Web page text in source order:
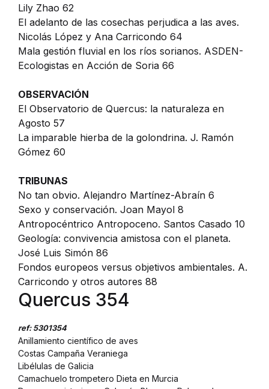
Lily Zhao 62
El adelanto de las cosechas perjudica a las aves.
Nicolás López y Ana Carricondo 64
Mala gestión fluvial en los ríos sorianos. ASDEN-
Ecologistas en Acción de Soria 66
OBSERVACIÓN
El Observatorio de Quercus: la naturaleza en
Agosto 57
La imparable hierba de la golondrina. J. Ramón
Gómez 60
TRIBUNAS
No tan obvio. Alejandro Martínez-Abraín 6
Sexo y conservación. Joan Mayol 8
Antropocéntrico Antropoceno. Santos Casado 10
Geología: convivencia amistosa con el planeta.
José Luis Simón 86
Fondos europeos versus objetivos ambientales. A.
Carricondo y otros autores 88
Quercus 354
ref: 5301354
Anillamiento científico de aves
Costas Campaña Veraniega
Libélulas de Galicia
Camachuelo trompetero Dieta en Murcia